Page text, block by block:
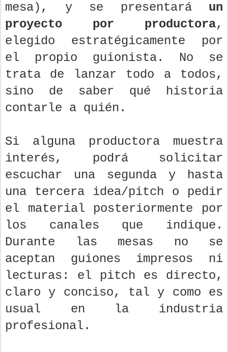
mesa), y se presentará un
proyecto por productora,
elegido estratégicamente por
el propio guionista. No se
trata de lanzar todo a todos,
sino de saber qué historia
contarle a quién.
Si alguna productora muestra
interés, podrá solicitar
escuchar una segunda y hasta
una tercera idea/pitch o pedir
el material posteriormente por
los canales que indique.
Durante las mesas no se
aceptan guiones impresos ni
lecturas: el pitch es directo,
claro y conciso, tal y como es
usual en la industria
profesional.